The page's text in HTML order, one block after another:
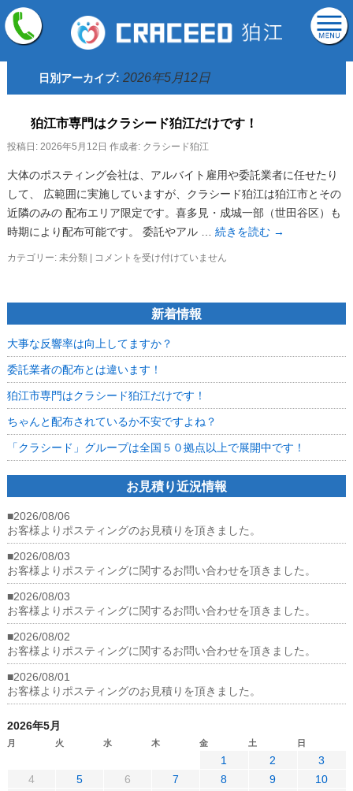
日別アーカイブ: 2026年5月12日
狛江市専門はクラシード狛江だけです！
投稿日: 2026年5月12日 作成者: クラシード狛江
大体のポスティング会社は、アルバイト雇用や委託業者に任せたり
して、 広範囲に実施していますが、クラシード狛江は狛江市とその
近隣のみの 配布エリア限定です。喜多見・成城一部（世田谷区）も
時期により配布可能です。 委託やアル … 続きを読む →
カテゴリー: 未分類
狛
専
ク
ラ
シ
ー
ド
江
だ
は
コメントを受け付けていません
新着情報
大事な反響率は向上してますか？
委託業者の配布とは違います！
狛江市専門はクラシード狛江だけです！
ちゃんと配布されているか不安ですよね？
「クラシード」グループは全国５０拠点以上で展開中です！
お見積り近況情報
■2026/08/06
お客様よりポスティングのお見積りを頂きました。
■2026/08/03
お客様よりポスティングに関するお問い合わせを頂きました。
■2026/08/03
お客様よりポスティングに関するお問い合わせを頂きました。
■2026/08/02
お客様よりポスティングに関するお問い合わせを頂きました。
■2026/08/01
お客様よりポスティングのお見積りを頂きました。
2026年5月
月 火 水 木 金 土 日
1 2
3
4
5 6 7 8 9
10